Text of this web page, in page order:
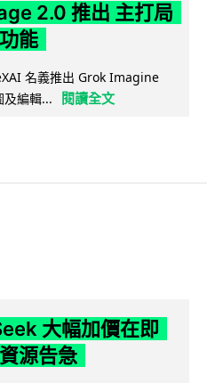
2.0 推出 主打局
能
名義推出 Grok Imagine
編輯...
閱讀全文
大幅加價在即
源告急